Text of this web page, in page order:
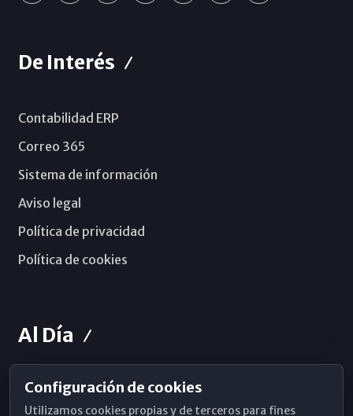
De Interés
Contabilidad ERP
Correo 365
Sistema de información
Aviso legal
Política de privacidad
Política de cookies
Al Día
Horarios de Misa
Configuración de cookies
Utilizamos cookies propias y de terceros para fines